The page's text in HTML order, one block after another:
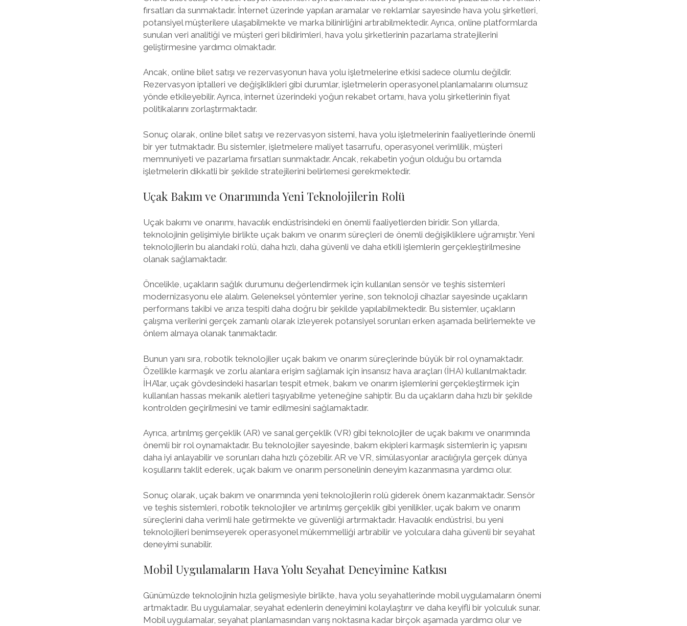
fırsatları da sunmaktadır. İnternet üzerinde yapılan aramalar ve reklamlar sayesinde hava yolu şirketleri,
potansiyel müşterilere ulaşabilmekte ve marka bilinirliğini artırabilmektedir. Ayrıca, online platformlarda
sunulan veri analitiği ve müşteri geri bildirimleri, hava yolu şirketlerinin pazarlama stratejilerini
geliştirmesine yardımcı olmaktadır.
Ancak, online bilet satışı ve rezervasyonun hava yolu işletmelerine etkisi sadece olumlu değildir.
Rezervasyon iptalleri ve değişiklikleri gibi durumlar, işletmelerin operasyonel planlamalarını olumsuz
yönde etkileyebilir. Ayrıca, internet üzerindeki yoğun rekabet ortamı, hava yolu şirketlerinin fiyat
politikalarını zorlaştırmaktadır.
Sonuç olarak, online bilet satışı ve rezervasyon sistemi, hava yolu işletmelerinin faaliyetlerinde önemli
bir yer tutmaktadır. Bu sistemler, işletmelere maliyet tasarrufu, operasyonel verimlilik, müşteri
memnuniyeti ve pazarlama fırsatları sunmaktadır. Ancak, rekabetin yoğun olduğu bu ortamda
işletmelerin dikkatli bir şekilde stratejilerini belirlemesi gerekmektedir.
Uçak Bakım ve Onarımında Yeni Teknolojilerin Rolü
Uçak bakımı ve onarımı, havacılık endüstrisindeki en önemli faaliyetlerden biridir. Son yıllarda,
teknolojinin gelişimiyle birlikte uçak bakım ve onarım süreçleri de önemli değişikliklere uğramıştır. Yeni
teknolojilerin bu alandaki rolü, daha hızlı, daha güvenli ve daha etkili işlemlerin gerçekleştirilmesine
olanak sağlamaktadır.
Öncelikle, uçakların sağlık durumunu değerlendirmek için kullanılan sensör ve teşhis sistemleri
modernizasyonu ele alalım. Geleneksel yöntemler yerine, son teknoloji cihazlar sayesinde uçakların
performans takibi ve arıza tespiti daha doğru bir şekilde yapılabilmektedir. Bu sistemler, uçakların
çalışma verilerini gerçek zamanlı olarak izleyerek potansiyel sorunları erken aşamada belirlemekte ve
önlem almaya olanak tanımaktadır.
Bunun yanı sıra, robotik teknolojiler uçak bakım ve onarım süreçlerinde büyük bir rol oynamaktadır.
Özellikle karmaşık ve zorlu alanlara erişim sağlamak için insansız hava araçları (İHA) kullanılmaktadır.
İHA’lar, uçak gövdesindeki hasarları tespit etmek, bakım ve onarım işlemlerini gerçekleştirmek için
kullanılan hassas mekanik aletleri taşıyabilme yeteneğine sahiptir. Bu da uçakların daha hızlı bir şekilde
kontrolden geçirilmesini ve tamir edilmesini sağlamaktadır.
Ayrıca, artırılmış gerçeklik (AR) ve sanal gerçeklik (VR) gibi teknolojiler de uçak bakımı ve onarımında
önemli bir rol oynamaktadır. Bu teknolojiler sayesinde, bakım ekipleri karmaşık sistemlerin iç yapısını
daha iyi anlayabilir ve sorunları daha hızlı çözebilir. AR ve VR, simülasyonlar aracılığıyla gerçek dünya
koşullarını taklit ederek, uçak bakım ve onarım personelinin deneyim kazanmasına yardımcı olur.
Sonuç olarak, uçak bakım ve onarımında yeni teknolojilerin rolü giderek önem kazanmaktadır. Sensör
ve teşhis sistemleri, robotik teknolojiler ve artırılmış gerçeklik gibi yenilikler, uçak bakım ve onarım
süreçlerini daha verimli hale getirmekte ve güvenliği artırmaktadır. Havacılık endüstrisi, bu yeni
teknolojileri benimseyerek operasyonel mükemmelliği artırabilir ve yolculara daha güvenli bir seyahat
deneyimi sunabilir.
Mobil Uygulamaların Hava Yolu Seyahat Deneyimine Katkısı
Günümüzde teknolojinin hızla gelişmesiyle birlikte, hava yolu seyahatlerinde mobil uygulamaların önemi
artmaktadır. Bu uygulamalar, seyahat edenlerin deneyimini kolaylaştırır ve daha keyifli bir yolculuk sunar.
Mobil uygulamalar, seyahat planlamasından varış noktasına kadar birçok aşamada yardımcı olur ve